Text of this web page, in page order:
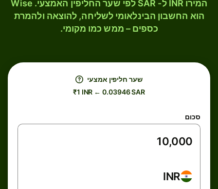
המירו INR ל- SAR לפי שער החליפין האמצעי. Wise
הוא החשבון הבינלאומי לשליחה, להוצאה ולהמרת
כספים – ממש כמו מקומי.
שער חליפין אמצעי
₹1 INR ← 0.03946 SAR
סכום
INR